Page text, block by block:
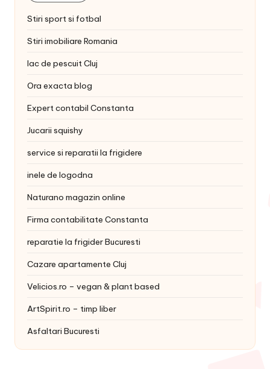
Stiri sport si fotbal
Stiri imobiliare Romania
lac de pescuit Cluj
Ora exacta blog
Expert contabil Constanta
Jucarii squishy
service si reparatii la frigidere
inele de logodna
Naturano magazin online
Firma contabilitate Constanta
reparatie la frigider Bucuresti
Cazare apartamente Cluj
Velicios.ro – vegan & plant based
ArtSpirit.ro – timp liber
Asfaltari Bucuresti